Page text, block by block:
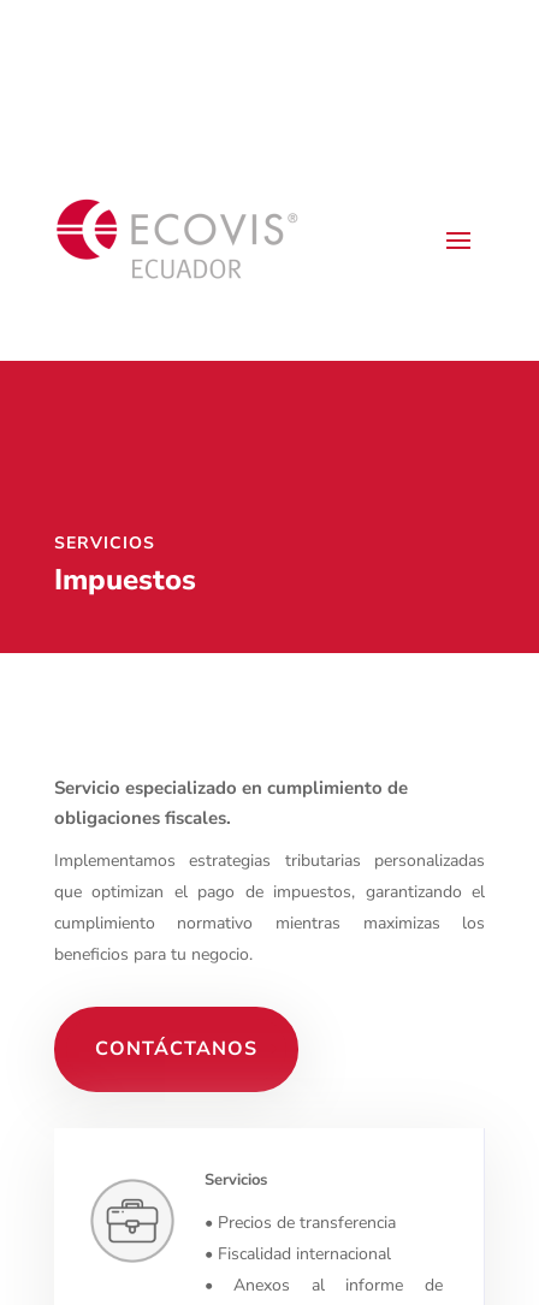
SERVICIOS
Impuestos
Servicio especializado en cumplimiento de
obligaciones fiscales.
Implementamos estrategias tributarias personalizadas
que optimizan el pago de impuestos, garantizando el
cumplimiento normativo mientras maximizas los
beneficios para tu negocio.
CONTÁCTANOS
Servicios
• Precios de transferencia
• Fiscalidad internacional
• Anexos al informe de